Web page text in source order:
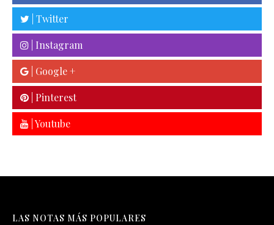
| Twitter
| Instagram
| Google +
| Pinterest
| Youtube
LAS NOTAS MÁS POPULARES